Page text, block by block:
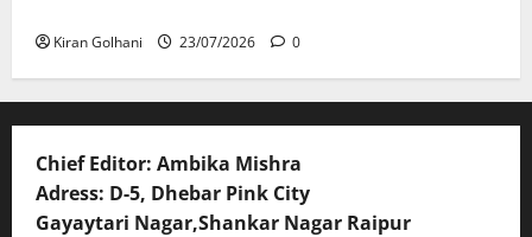
Kiran Golhani 23/07/2026 0
Chief Editor: Ambika Mishra
Adress: D-5, Dhebar Pink City
Gayaytari Nagar,Shankar Nagar Raipur